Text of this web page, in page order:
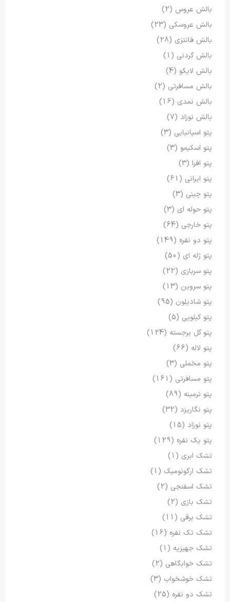
بالش عروس (2)
بالش عروسکی (23)
بالش فانتزی (28)
بالش گردنی (1)
بالش لایکو (4)
بالش مسافرتی (2)
بالش نمدی (16)
بالش نوزاد (7)
پتو اسپانیایی (3)
پتو اسکیمو (3)
پتو افرا (3)
پتو ایرانی (61)
پتو چینی (3)
پتو حوله ای (3)
پتو خارجی (64)
پتو دو نفره (149)
پتو ژله ای (50)
پتو سربازی (22)
پتو سروین (13)
پتو شادیلون (95)
پتو کیلویی (5)
پتو گل برجسته (124)
پتو لاله (66)
پتو مخملی (3)
پتو مسافرتی (161)
پتو نرمینه (89)
پتو نگاریزد (32)
پتو نوزاد (15)
پتو یک نفره (129)
تشک ابری (1)
تشک ارگونومیک (1)
تشک اسفنجی (2)
تشک بازی (2)
تشک برقی (11)
تشک تک نفره (16)
تشک جهیزیه (1)
تشک خوابگاهی (2)
تشک خوشخواب (3)
تشک دو نفره (25)